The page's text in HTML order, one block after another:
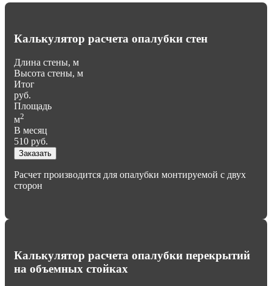
Калькулятор расчета опалубки стен
Длина стены, м
Высота стены, м
Итог
руб.
Площадь
м2
В месяц
510 руб.
Заказать
Расчет производится для опалубки монтируемой с двух
сторон
Калькулятор расчета опалубки перекрытий
на объемных стойках